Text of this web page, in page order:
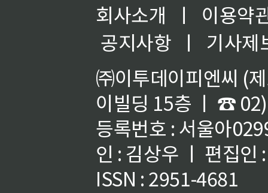
회사소개 ㅣ
이용약
공지사항
ㅣ
기사제
㈜이투데이피엔씨 (
이빌딩 15층 ㅣ ☎
등록번호 : 서울아
인 : 김상우 ㅣ 편집인
ISSN : 2951-4681